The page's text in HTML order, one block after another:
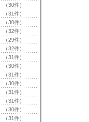
（30件）
（31件）
（30件）
（32件）
（29件）
（32件）
（31件）
（30件）
（31件）
（30件）
（31件）
（31件）
（30件）
（31件）